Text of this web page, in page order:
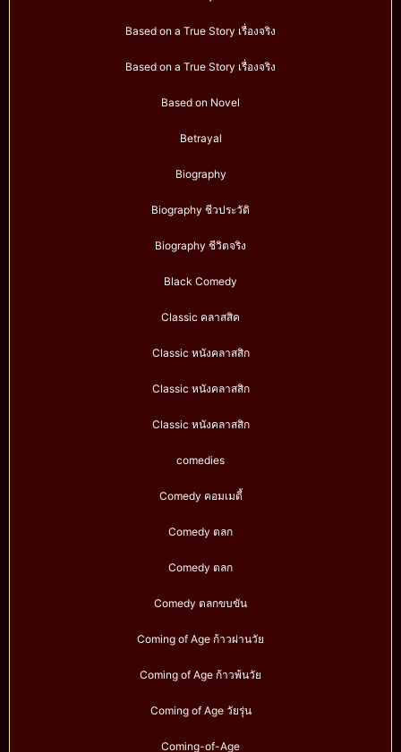
Based on a True Story เรื่องจริง
Based on a True Story เรื่องจริง
Based on Novel
Betrayal
Biography
Biography ชีวประวัติ
Biography ชีวิตจริง
Black Comedy
Classic คลาสสิค
Classic หนังคลาสสิก
Classic หนังคลาสสิก
Classic หนังคลาสสิก
comedies
Comedy คอมเมดี้
Comedy ตลก
Comedy ตลก
Comedy ตลกขบขัน
Coming of Age ก้าวผ่านวัย
Coming of Age ก้าวพ้นวัย
Coming of Age วัยรุ่น
Coming-of-Age